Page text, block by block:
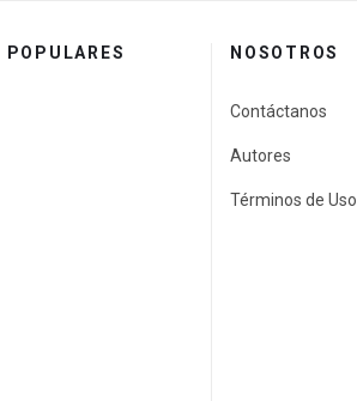
POPULARES NOSOTROS
Contáctanos
Autores
Términos de Uso